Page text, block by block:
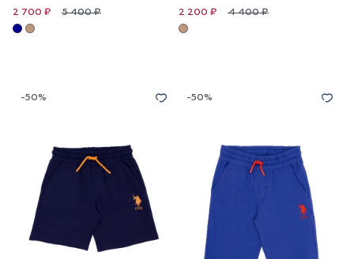
5 400 ₽
2 700 ₽ 4 400 ₽
2 200 ₽
-50% -50%